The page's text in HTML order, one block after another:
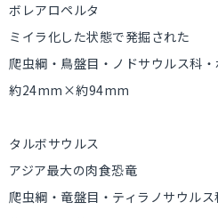
ボレアロペルタ
ミイラ化した状態で発掘された
爬虫綱・鳥盤目・ノドサウルス科
約24mm×約94mm
タルボサウルス
アジア最大の肉食恐竜
爬虫綱・竜盤目・ティラノサウル